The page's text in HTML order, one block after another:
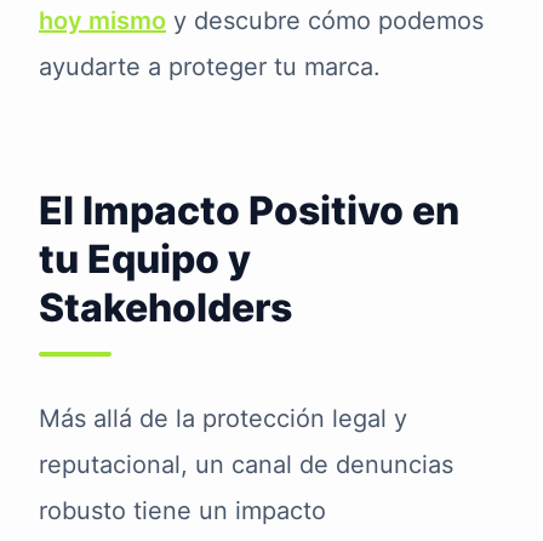
hoy mismo y descubre cómo podemos
ayudarte a proteger tu marca.
El Impacto Positivo en
tu Equipo y
Stakeholders
Más allá de la protección legal y
reputacional, un canal de denuncias
robusto tiene un impacto